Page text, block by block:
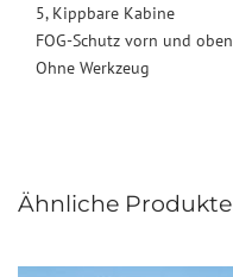
5, Kippbare Kabine
FOG-Schutz vorn und oben
Ohne Werkzeug
Ähnliche Produkte